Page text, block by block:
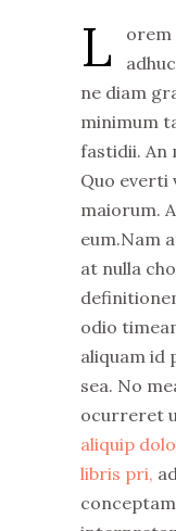
L
orem
ne diam
minimum
fastidii. An
Quo everti
maiorum.
eum.Nam
at nulla
odio
aliquam id
sea. No
ocurreret
aliquip
libris pri,